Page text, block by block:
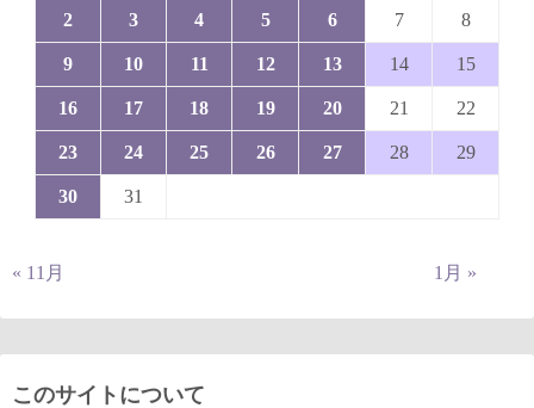
2 3 4 5 6 7 8
9 10 11 12 13 14 15
16 17 18 19 20 21 22
23 24 25 26 27 28 29
30 31
« 11月 1月 »
このサイトについて